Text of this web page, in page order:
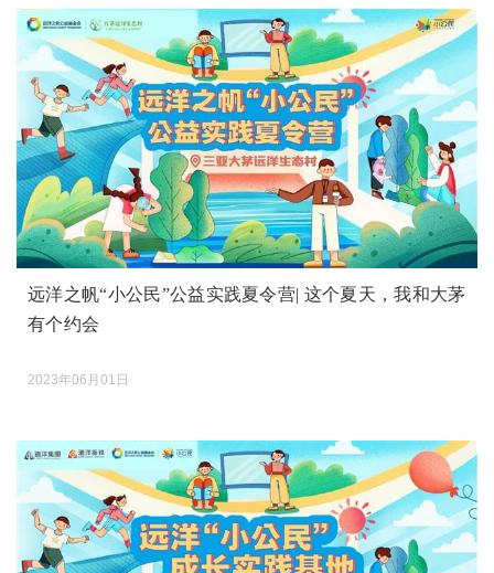
远洋之帆“小公民”公益实践夏令营| 这个夏天，我和大茅
有个约会
2023年06月01日